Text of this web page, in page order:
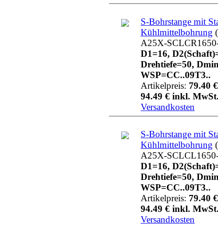
S-Bohrstange mit
Kühlmittelbohrung
A25X-
D1=16,
Drehtiefe=50,
WSP=CC..09T3..
Artikelpreis: 79.40
94.49 € inkl.
Versandkosten
S-Bohrstange mit
Kühlmittelbohrung
A25X-
D1=16,
Drehtiefe=50,
WSP=CC..09T3..
Artikelpreis: 79.40
94.49 € inkl.
Versandkosten